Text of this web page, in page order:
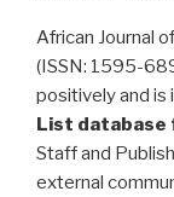
African Journal
(ISSN: 1595-
positively and is
List database
Staff and
external